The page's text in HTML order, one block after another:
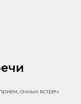
очных встреч